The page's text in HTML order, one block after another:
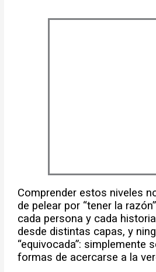
Comprender estos niveles
de pelear por “tener la
cada persona y cada
desde distintas capas, y
“equivocada”: simplemente
formas de acercarse a la